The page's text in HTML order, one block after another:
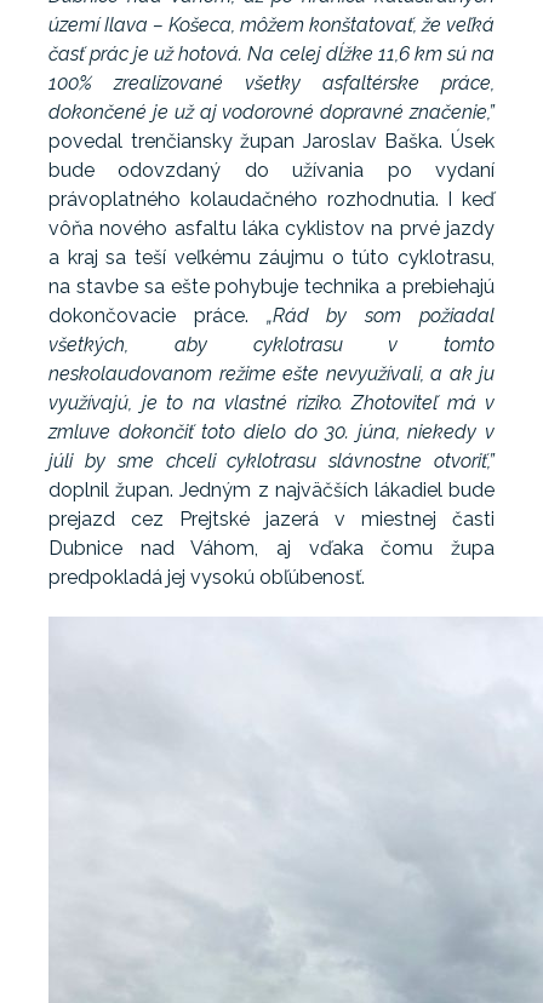
území Ilava – Košeca, môžem konštatovať, že veľká
časť prác je už hotová. Na celej dĺžke 11,6 km sú na
100% zrealizované všetky asfaltérske práce,
dokončené je už aj vodorovné dopravné značenie,”
povedal trenčiansky župan Jaroslav Baška. Úsek
bude odovzdaný do užívania po vydaní
právoplatného kolaudačného rozhodnutia. I keď
vôňa nového asfaltu láka cyklistov na prvé jazdy
a kraj sa teší veľkému záujmu o túto cyklotrasu,
na stavbe sa ešte pohybuje technika a prebiehajú
dokončovacie práce. „Rád by som požiadal
všetkých, aby cyklotrasu v tomto
neskolaudovanom režime ešte nevyužívali, a ak ju
využívajú, je to na vlastné riziko. Zhotoviteľ má v
zmluve dokončiť toto dielo do 30. júna, niekedy v
júli by sme chceli cyklotrasu slávnostne otvoriť,”
doplnil župan. Jedným z najväčších lákadiel bude
prejazd cez Prejtské jazerá v miestnej časti
Dubnice nad Váhom, aj vďaka čomu župa
predpokladá jej vysokú obľúbenosť.